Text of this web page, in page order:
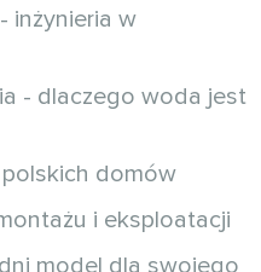
inżynieria w
- dlaczego woda jest
domów
i eksploatacji
model dla swojego